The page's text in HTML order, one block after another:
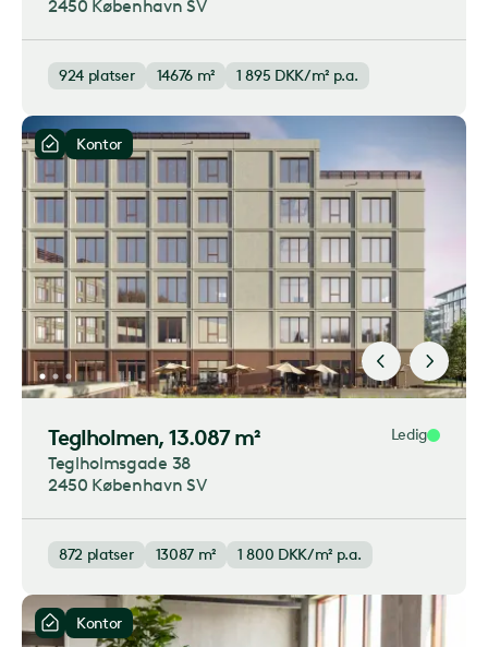
2450 København SV
924 platser 14676 m² 1 895 DKK/m² p.a.
Kontor
Teglholmen, 13.087 m² Ledig
Teglholmsgade 38
2450 København SV
872 platser 13087 m² 1 800 DKK/m² p.a.
Kontor